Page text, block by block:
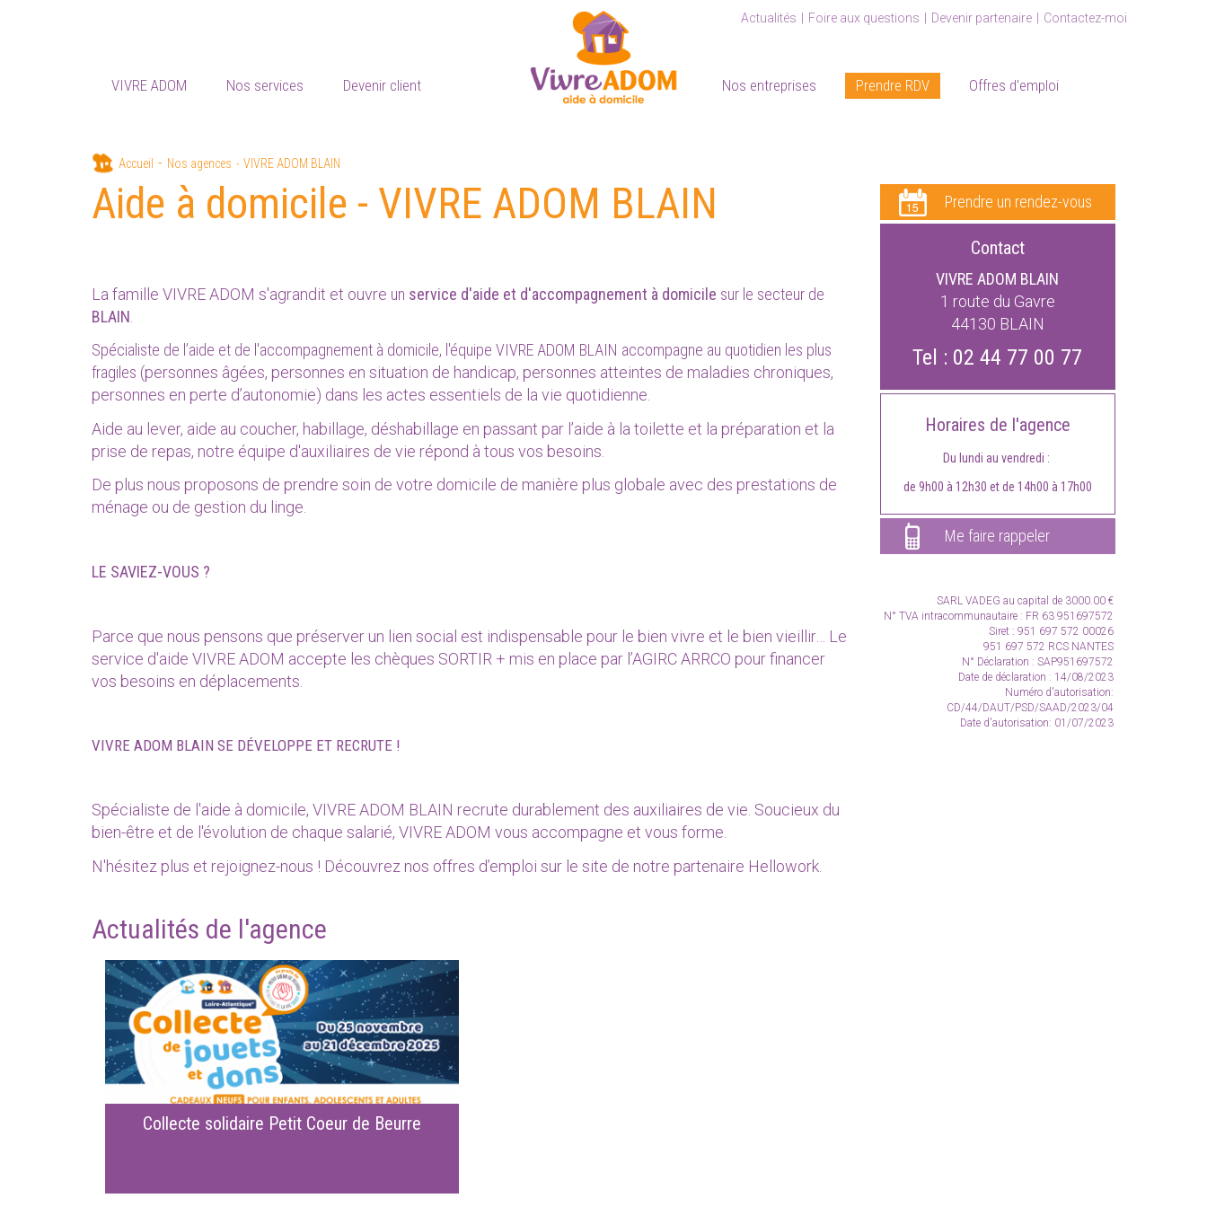
Nos entreprises Prendre RDV Offres d'emploi
VIVRE ADOM Nos services Devenir client
Actualités Foire aux questions Devenir partenaire Contactez-moi
Accueil Nos agences VIVRE ADOM BLAIN
Aide à domicile - VIVRE ADOM BLAIN
La famille VIVRE ADOM s'agrandit et ouvre un service d'aide et d'accompagnement à domicile sur le secteur de
BLAIN
Spécialiste de l’aide et de l'accompagnement à domicile, l'équipe VIVRE ADOM BLAIN accompagne au quotidien les plus
fragiles (personnes âgées, personnes en situation de handicap, personnes atteintes de maladies chroniques,
personnes en perte d’autonomie) dans les actes essentiels de la vie quotidienne.
Aide au lever, aide au coucher, habillage, déshabillage en passant par l’aide à la toilette et la préparation et la
prise de repas, notre équipe d'auxiliaires de vie répond à tous vos besoins.
De plus nous proposons de prendre soin de votre domicile de manière plus globale avec des prestations de
ménage ou de gestion du linge.
LE SAVIEZ-VOUS ?
Parce que nous pensons que préserver un lien social est indispensable pour le bien vivre et le bien vieillir… Le
service d'aide VIVRE ADOM accepte les chèques SORTIR + mis en place par l’AGIRC ARRCO pour financer
vos besoins en déplacements.
VIVRE ADOM BLAIN SE DÉVELOPPE ET RECRUTE !
Spécialiste de l'aide à domicile, VIVRE ADOM BLAIN recrute durablement des auxiliaires de vie. Soucieux du
bien-être et de l'évolution de chaque salarié, VIVRE ADOM vous accompagne et vous forme.
N'hésitez plus et rejoignez-nous ! Découvrez nos offres d’emploi sur le site de notre partenaire Hellowork
Actualités de l'agence
Collecte solidaire Petit Coeur de Beurre
Prendre un rendez-vous
Contact
VIVRE ADOM BLAIN
1 route du Gavre
44130 BLAIN
Tel : 02 44 77 00 77
Horaires de l'agence
Du lundi au vendredi :
de 9h00 à 12h30 et de 14h00 à 17h00
Me faire rappeler
SARL VADEG au capital de 3000.00 €
N° TVA intracommunautaire : FR 63 951697572
Siret : 951 697 572 00026
951 697 572 RCS NANTES
N° Déclaration : SAP951697572
Date de déclaration : 14/08/2023
Numéro d'autorisation:
CD/44/DAUT/PSD/SAAD/2023/04
Date d'autorisation: 01/07/2023